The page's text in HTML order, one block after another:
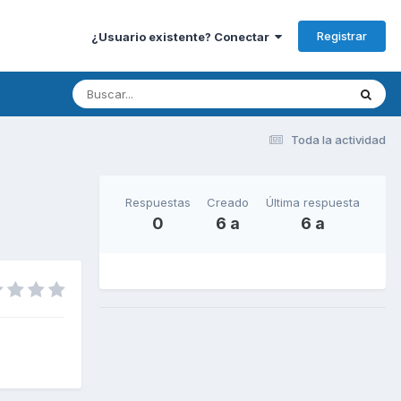
¿Usuario existente? Conectar Registrar
Toda la actividad
Respuestas
0
Creado
6 a
Última respuesta
6 a